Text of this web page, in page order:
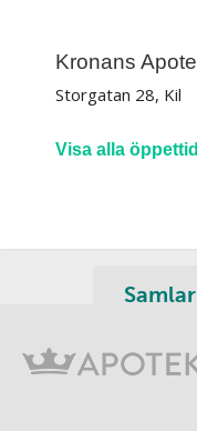
Kronans
Storgatan 28, Kil
Visa alla